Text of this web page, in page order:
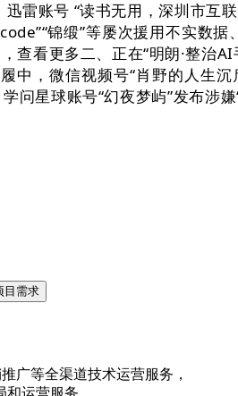
雷账号 “读书无用，深圳市互
锦缎”等屡次援用不实数
看更多二、正在“明朗·整治
中，微信视频号“肖野的人生
星球账号“幻夜梦屿”发布涉
广等全渠道技术运营服务，
运营服务。